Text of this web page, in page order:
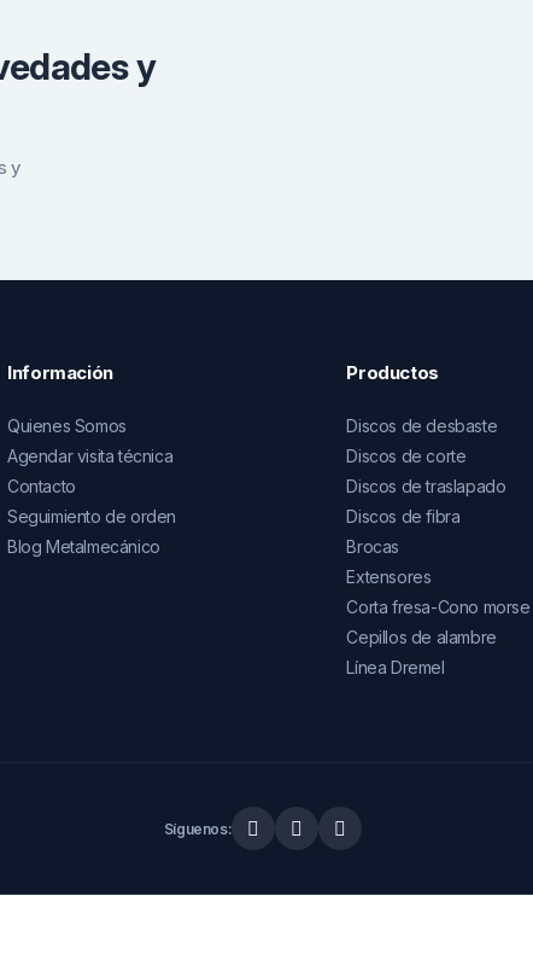
y
y
Información
Quienes Somos
Agendar visita técnica
Contacto
Seguimiento de orden
Blog Metalmecánico
Productos
Discos de desbaste
Discos de corte
Discos de traslapado
Discos de fibra
Brocas
Extensores
Corta fresa-Cono morse
Cepillos de alambre
Línea Dremel
Síguenos: